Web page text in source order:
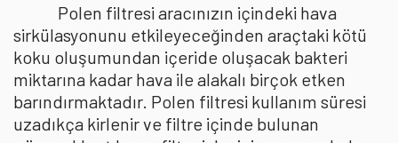
Polen filtresi aracınızın içindeki hava
sirkülasyonunu etkileyeceğinden araçtaki kötü
koku oluşumundan içeride oluşacak bakteri
miktarına kadar hava ile alakalı birçok etken
barındırmaktadır. Polen filtresi kullanım süresi
uzadıkça kirlenir ve filtre içinde bulunan